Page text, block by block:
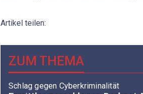
Artikel teilen:
ZUM THEMA
Schlag gegen Cyberkriminalität